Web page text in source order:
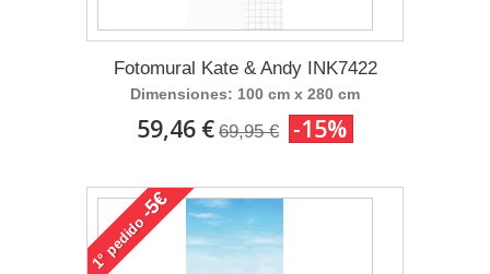
Fotomural Kate & Andy INK7422
Dimensiones: 100 cm x 280 cm
59,46 € 69,95 € -15%
1°
pedido
-5€